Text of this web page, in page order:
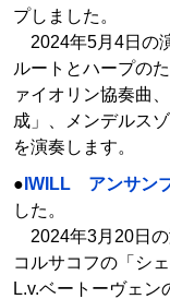
プしました。
2024年5月4日の
ルートとハープの
ァイオリン協奏曲
成」、メンデルス
を演奏します。
● IWILL アンサン
した。
2024年3月20日の
コルサコフの「シ
L.v.ベートーヴェ